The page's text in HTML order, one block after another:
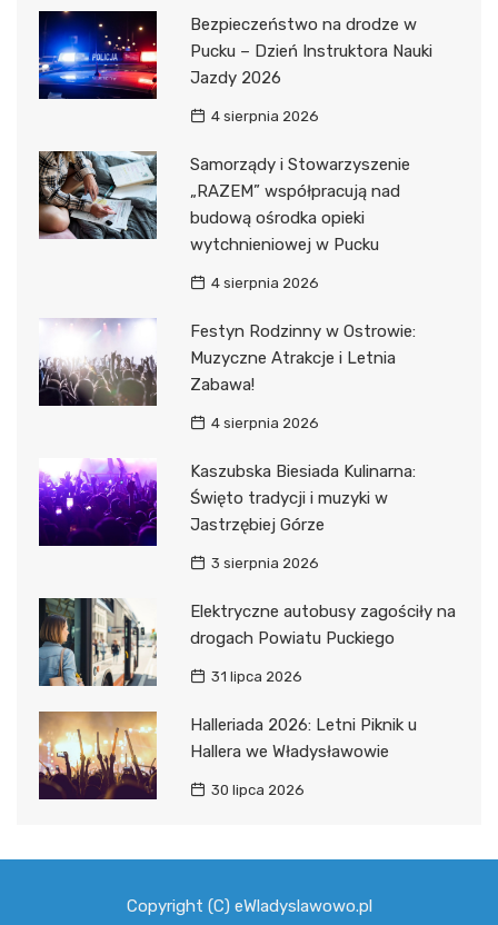
Bezpieczeństwo na drodze w
Pucku – Dzień Instruktora Nauki
Jazdy 2026
4 sierpnia 2026
Samorządy i Stowarzyszenie
„RAZEM” współpracują nad
budową ośrodka opieki
wytchnieniowej w Pucku
4 sierpnia 2026
Festyn Rodzinny w Ostrowie:
Muzyczne Atrakcje i Letnia
Zabawa!
4 sierpnia 2026
Kaszubska Biesiada Kulinarna:
Święto tradycji i muzyki w
Jastrzębiej Górze
3 sierpnia 2026
Elektryczne autobusy zagościły na
drogach Powiatu Puckiego
31 lipca 2026
Halleriada 2026: Letni Piknik u
Hallera we Władysławowie
30 lipca 2026
Copyright (C) eWladyslawowo.pl